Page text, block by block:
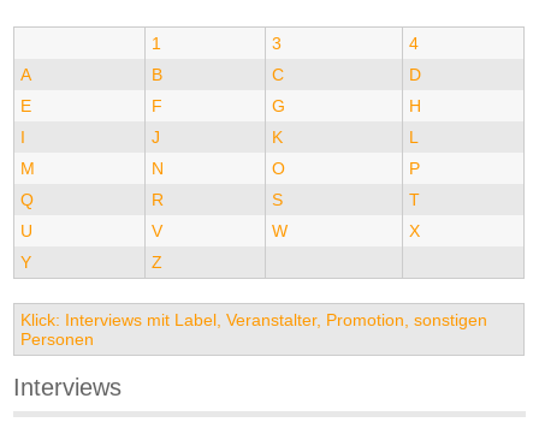
1 3
4
A
B C
D
E
F G
H
I
J K
L
M
N O
P
Q
R S
T
U
V W
X
Y
Z
Klick: Interviews mit Label, Veranstalter, Promotion, sonstigen
Personen
Interviews